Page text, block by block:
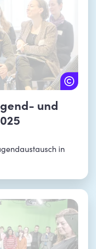
und
in